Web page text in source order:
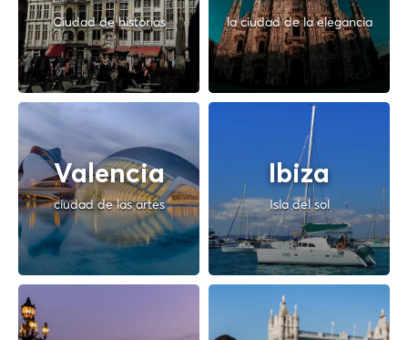
Ciudad de historias la ciudad de la elegancia
Valencia
ciudad de las artes
Ibiza
Isla del sol